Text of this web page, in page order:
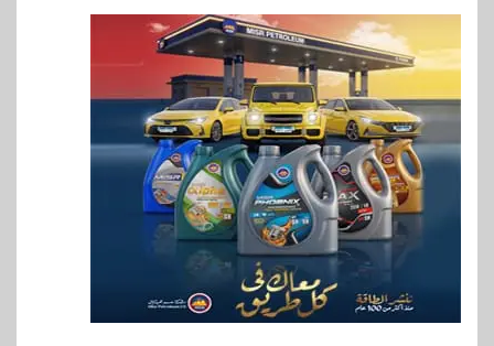
فيكسد مصر و”حلول” تتشاركان
في تطوير أول منصة للسياحة
الصحية في مصر والشرق الأوسط
وأفريقيا Tour4Cure
9
سوق وصلة
هواوي: هاتف nova 15
Max بطارية ضخمة وتصميم متين
جهازًا مثاليًا للشباب
اقتصاد